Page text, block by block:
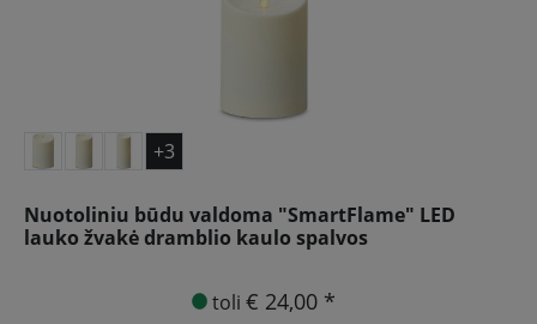
+3
Nuotoliniu būdu valdoma "SmartFlame" LED
lauko žvakė dramblio kaulo spalvos
toli€ 24,00 *